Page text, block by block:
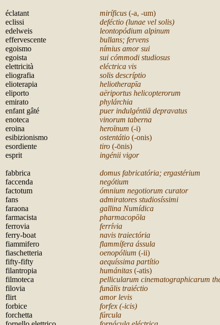
éclatant miríficus (-a, -um)
eclissi
deféctio (lunae vel solis)
edelweis
leontopódium alpinum
effervescente
bullans; fervens
egoismo
nímius amor sui
egoista
sui cómmodi studiosus
elettricità
eléctrica vis
eliografia
solis descríptio
elioterapia
heliotherapīa
eliporto
aëriportus helicopterorum
emirato
phylárchia
enfant gâté puer indulgéntiā depravatus
enoteca
vinorum taberna
eroina
heroīnum (-i)
esibizionismo
ostentátio (-onis)
esordiente
tiro (-ōnis)
esprit
ingénii vigor
fabbrica
domus fabricatória; ergastérium
faccenda
negótium
factotum
ómnium negotiorum curator
fans
admiratores studiosíssimi
faraona
gallina Numídica
farmacista
pharmacopōla
ferrovia
ferrívia
ferry-boat
navis traiectória
fiammifero
flammífera ássula
fiaschetteria
oenopólium (-ii)
fifty-fifty
aequíssima partítio
filantropia
humánitas (-atis)
filmoteca
pellicularum cinematographicarum
filovia
funālis traiéctio
flirt
amor levis
forbice
forfex (-icis)
forchetta
fúrcula